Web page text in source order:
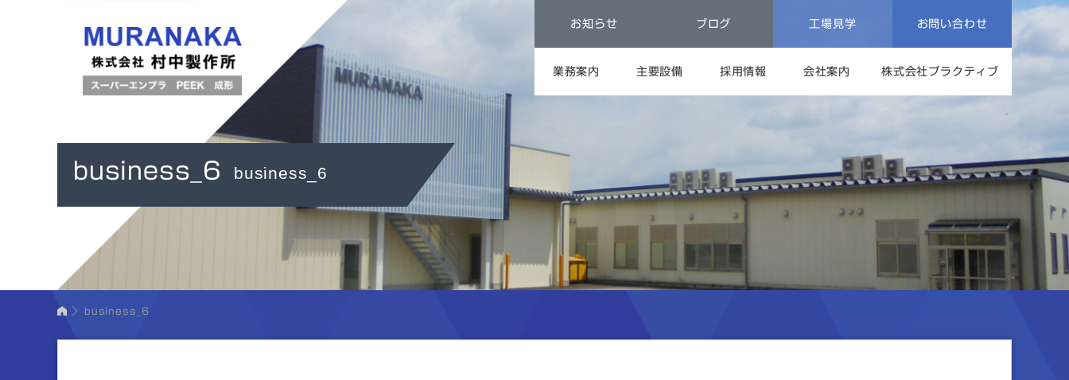
業務案内 主要設備 採用情報 会社案内 株式会社プラクティブ
お知らせ ブログ 工場見学 お問い合わせ
business_6 business_6
business_6